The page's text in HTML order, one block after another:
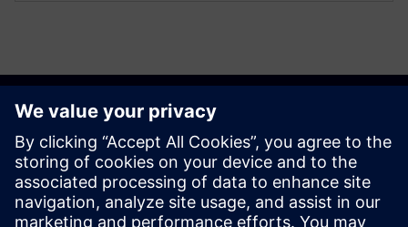
Розпочати